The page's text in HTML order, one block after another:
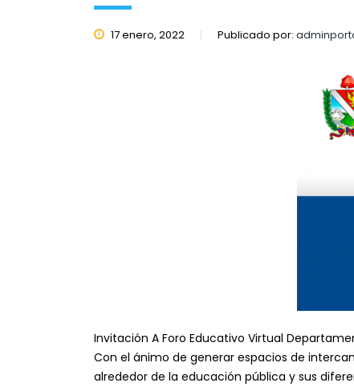
17 enero, 2022 Publicado por:
Invitación A Foro Educativo Virtual
Con el ánimo de generar espacios de
alrededor de la educación pública y sus